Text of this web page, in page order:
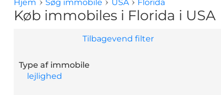
Tilbage til søge resultat
Du er her
Hjem Søg immobile USA Florida
Køb immobiles i Florida i USA
Tilbagevend filter
Type af immobile
lejlighed